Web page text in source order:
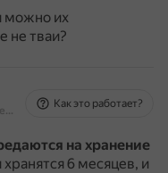
можно их
не тваи?
На основе источников, возможны неточности
Как это работает?
на хранение
6 месяцев, и